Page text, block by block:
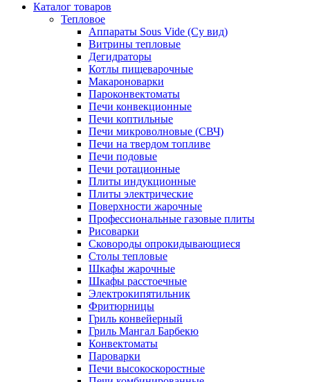
Каталог товаров
Тепловое
Аппараты Sous Vide (Су вид)
Витрины тепловые
Дегидраторы
Котлы пищеварочные
Макароноварки
Пароконвектоматы
Печи конвекционные
Печи коптильные
Печи микроволновые (СВЧ)
Печи на твердом топливе
Печи подовые
Печи ротационные
Плиты индукционные
Плиты электрические
Поверхности жарочные
Профессиональные газовые плиты
Рисоварки
Сковороды опрокидывающиеся
Столы тепловые
Шкафы жарочные
Шкафы расстоечные
Электрокипятильник
Фритюрницы
Гриль конвейерный
Гриль Мангал Барбекю
Конвектоматы
Пароварки
Печи высокоскоростные